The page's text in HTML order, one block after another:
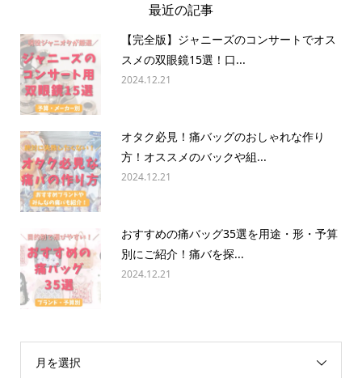
最近の記事
【完全版】ジャニーズのコンサートでオス
スメの双眼鏡15選！口...
2024.12.21
オタク必見！痛バッグのおしゃれな作り
方！オススメのバックや組...
2024.12.21
おすすめの痛バッグ35選を用途・形・予算
別にご紹介！痛バを探...
2024.12.21
月を選択